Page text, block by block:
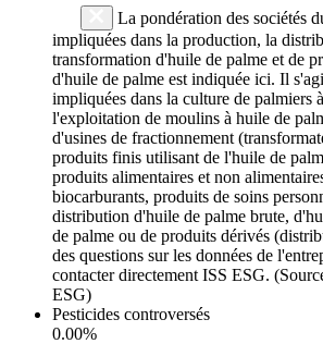
La pondération des sociétés
impliquées dans la production, la
transformation d'huile de palme et de
d'huile de palme est indiquée ici. Il
impliquées dans la culture de palmiers
l'exploitation de moulins à huile de
d'usines de fractionnement
produits finis utilisant de l'huile de
produits alimentaires et non
biocarburants, produits de soins
distribution d'huile de palme brute,
de palme ou de produits dérivés
des questions sur les données de
contacter directement ISS ESG.
ESG)
Pesticides controversés
0.00%